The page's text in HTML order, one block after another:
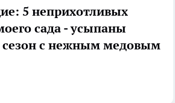
5 неприхотливых
сада - усыпаны
сезон с нежным медовым